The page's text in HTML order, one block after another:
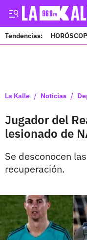
Tendencias:
La Kalle / Noticias /
Jugador del
lesionado de
Se desconocen
recuperación.